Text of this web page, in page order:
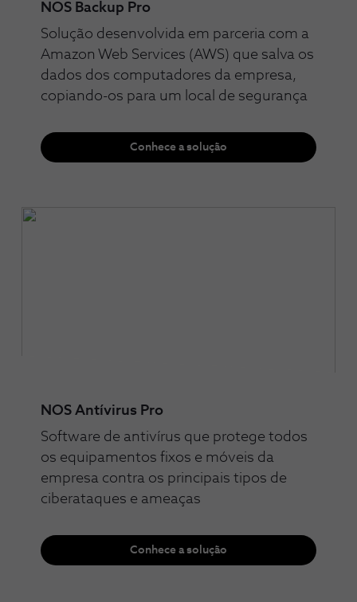
NOS Backup Pro
Solução desenvolvida em parceria com a
Amazon Web Services (AWS) que salva os
dados dos computadores da empresa,
copiando-os para um local de segurança
Conhece a solução
NOS Antívirus Pro
Software de antivírus que protege todos
os equipamentos fixos e móveis da
empresa contra os principais tipos de
ciberataques e ameaças
Conhece a solução